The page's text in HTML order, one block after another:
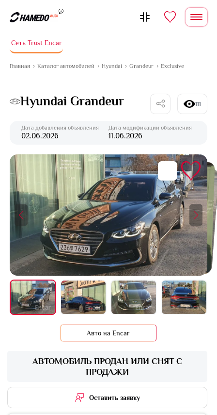
Сеть Trust Encar
Главная Каталог автомобилей Hyundai Grandeur Exclusive
Hyundai Grandeur 111
Дата добавления объявления
02.06.2026
Дата модификации объявления
11.06.2026
АВТОМОБИЛЬ ПРОДАН ИЛИ СНЯТ С
ПРОДАЖИ
Оставить заявку
Авто на Encar